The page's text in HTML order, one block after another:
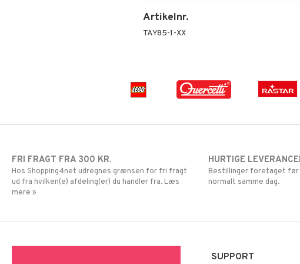
Artikelnr.
TAY85-1-XX
FRI FRAGT FRA 300 KR.
Hos Shopping4net udregnes grænsen for fri fragt
ud fra hvilken(e) afdeling(er) du handler fra. Læs
mere »
HURTIGE
Bestillinger foretaget før
normalt samme dag.
SUPPORT